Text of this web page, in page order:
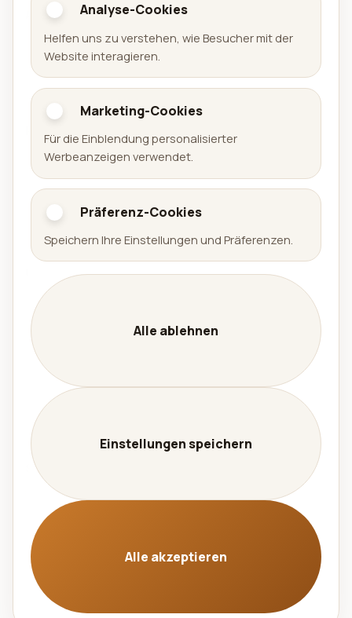
Aralel GmbH
Offizielle Website der Aralel GmbH mit öffentlichem
Portfolio veröffentlichter Produkte und direkten
Links zu den jeweiligen Plattformen.
Portfolio
Spiele
Apps
Arena Sudoku
Availabell
Unternehmen
Unternehmen
Leistungen
Kontakt
Karriere
Datenschutz
Impressum
Sprache
🇩🇪 Deutsch
🇬🇧 English
© 2026 Aralel GmbH. Alle Rechte vorbehalten. |
ungültig machen
Analyse-Cookies
Helfen uns zu verstehen, wie Besucher mit der
Website interagieren.
Marketing-Cookies
Für die Einblendung personalisierter
Werbeanzeigen verwendet.
Präferenz-Cookies
Speichern Ihre Einstellungen und Präferenzen.
Alle ablehnen
Einstellungen speichern
Alle akzeptieren